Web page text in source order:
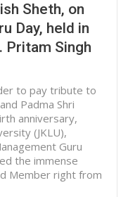
Sheth, on
Day, held in
Pritam Singh
to pay tribute to
Padma Shri
anniversary,
(JKLU),
Guru
the immense
Member right from